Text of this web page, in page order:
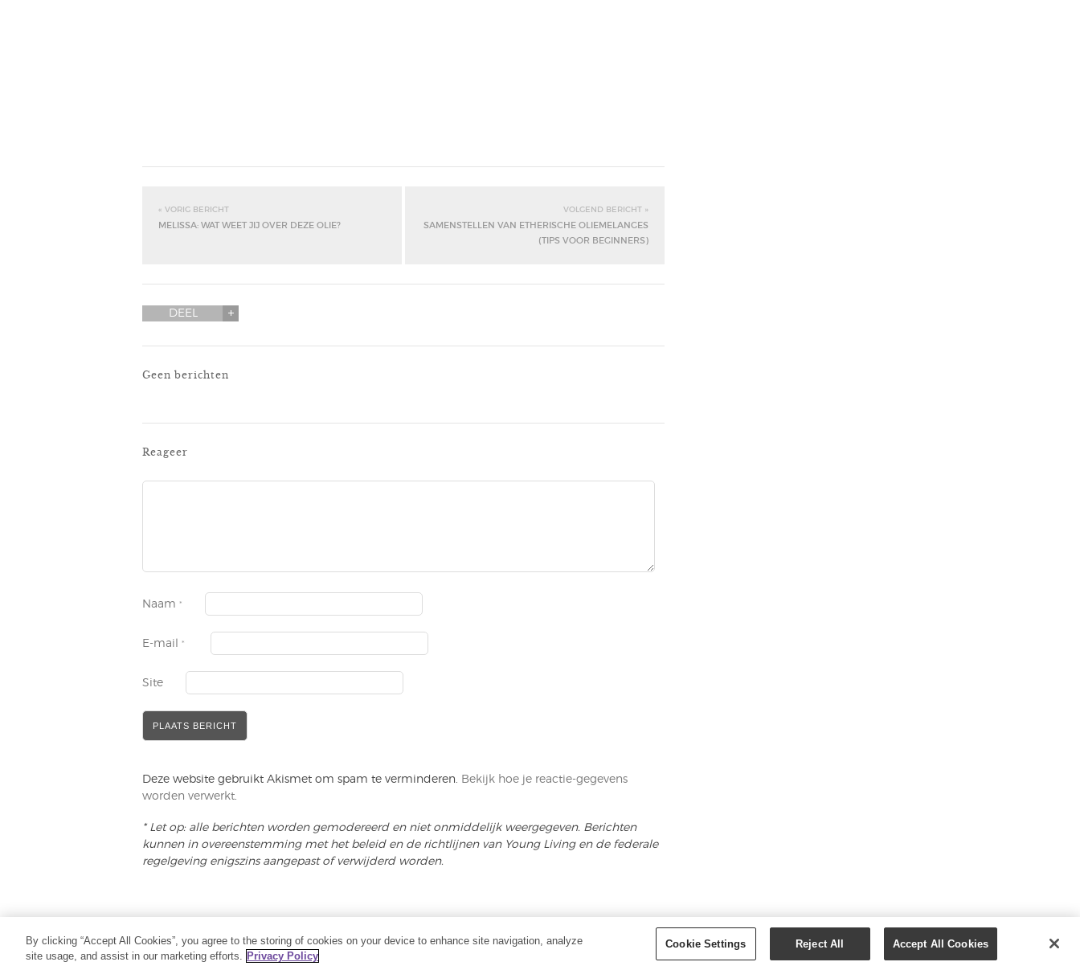
« VORIG BERICHT
MELISSA: WAT WEET JIJ OVER DEZE OLIE?
VOLGEND BERICHT »
SAMENSTELLEN VAN ETHERISCHE OLIEMELANGES
(TIPS VOOR BEGINNERS)
DEEL
Geen berichten
Reageer
Naam *
E-mail *
Site
Deze website gebruikt Akismet om spam te verminderen.
Bekijk hoe je reactie-gegevens
worden verwerkt
* Let op: alle berichten worden gemodereerd en niet onmiddelijk weergegeven. Berichten
kunnen in overeenstemming met het beleid en de richtlijnen van Young Living en de federale
regelgeving enigszins aangepast of verwijderd worden.
By clicking “Accept All Cookies”, you agree to the storing of cookies on your device to enhance site navigation, analyze
site usage, and assist in our marketing efforts. Privacy Policy
Cookie Settings Reject All Accept All Cookies